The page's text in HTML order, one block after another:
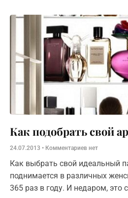
это традиционный цвет
Как подобрать свой
24.07.2013 Комментариев нет
Как выбрать свой идеальный
поднимается в различных
365 раз в году. И недаром, это